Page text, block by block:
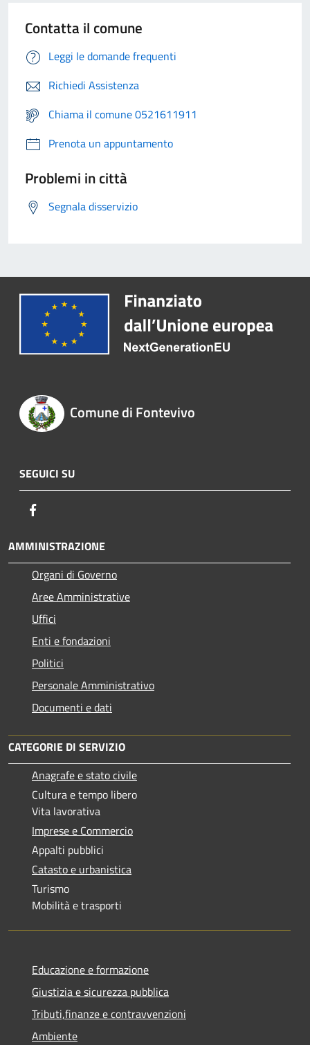
Contatta il comune
Leggi le domande frequenti
Richiedi Assistenza
Chiama il comune 0521611911
Prenota un appuntamento
Problemi in città
Segnala disservizio
Comune di Fontevivo
SEGUICI SU
AMMINISTRAZIONE
Organi di Governo
Aree Amministrative
Uffici
Enti e fondazioni
Politici
Personale Amministrativo
Documenti e dati
CATEGORIE DI SERVIZIO
Anagrafe e stato civile
Cultura e tempo libero
Vita lavorativa
Imprese e Commercio
Appalti pubblici
Catasto e urbanistica
Turismo
Mobilità e trasporti
Educazione e formazione
Giustizia e sicurezza pubblica
Tributi,finanze e contravvenzioni
Ambiente